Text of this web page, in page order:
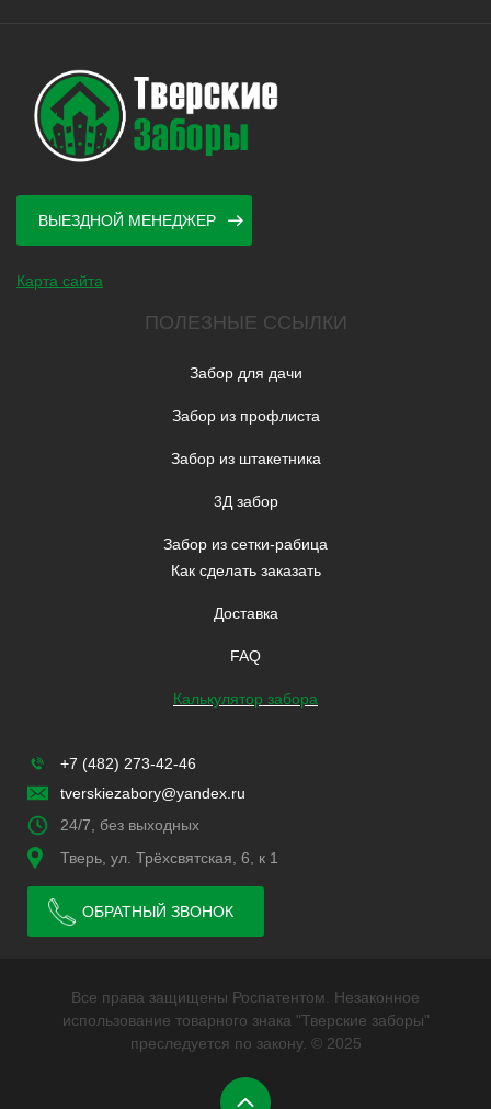
ВЫЕЗДНОЙ МЕНЕДЖЕР
Карта сайта
ПОЛЕЗНЫЕ ССЫЛКИ
Забор для дачи
Забор из профлиста
Забор из штакетника
3Д забор
Забор из сетки-рабица
Как сделать заказать
Доставка
FAQ
Калькулятор забора
+7 (482) 273-42-46
tverskiezabory@yandex.ru
24/7, без выходных
Тверь, ул. Трёхсвятская, 6, к 1
ОБРАТНЫЙ ЗВОНОК
Все права защищены Роспатентом. Незаконное
использование товарного знака "Тверские заборы"
преследуется по закону. © 2025